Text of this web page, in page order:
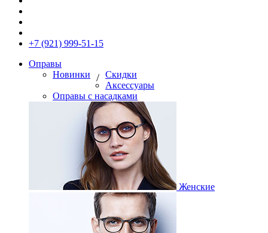
+7 (921) 999-51-15
Оправы
Новинки
/ Скидки
Аксессуары
Оправы с насадками
Женские